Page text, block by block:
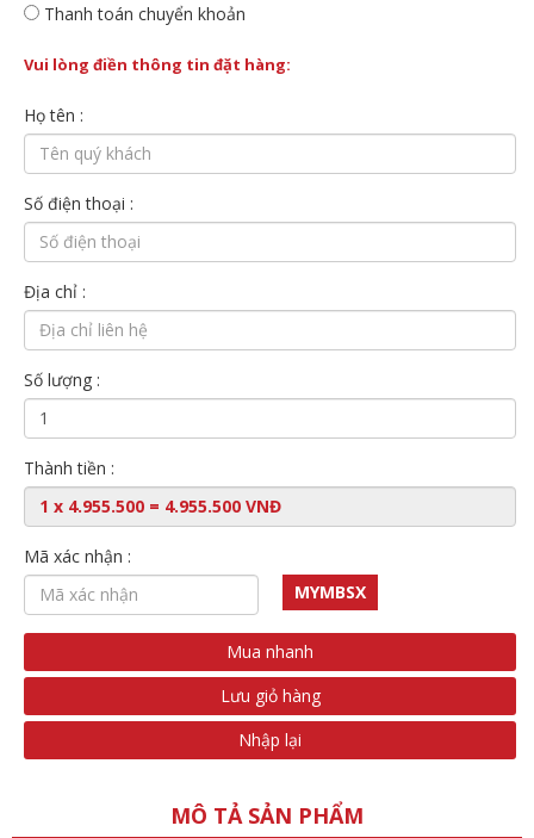
Thanh toán chuyển khoản
Vui lòng điền thông tin đặt hàng:
Họ tên :
Số điện thoại :
Địa chỉ :
Số lượng :
Thành tiền :
Mã xác nhận :
MYMBSX
Mua nhanh
Lưu giỏ hàng
Nhập lại
MÔ TẢ SẢN PHẨM